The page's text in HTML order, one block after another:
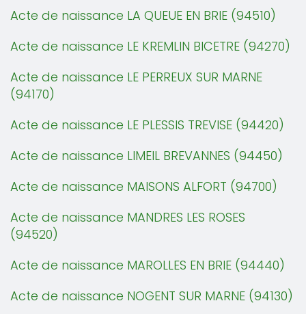
Acte de naissance LA QUEUE EN BRIE (94510)
Acte de naissance LE KREMLIN BICETRE (94270)
Acte de naissance LE PERREUX SUR MARNE
(94170)
Acte de naissance LE PLESSIS TREVISE (94420)
Acte de naissance LIMEIL BREVANNES (94450)
Acte de naissance MAISONS ALFORT (94700)
Acte de naissance MANDRES LES ROSES
(94520)
Acte de naissance MAROLLES EN BRIE (94440)
Acte de naissance NOGENT SUR MARNE (94130)